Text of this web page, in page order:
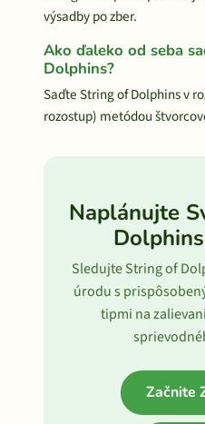
výsadby po zber.
Ako ďaleko od seba
Dolphins?
Saďte String of Dolphins v
rozostup) metódou
Naplánujte
Sledujte String of
úrodu s
tipmi na
Začnite